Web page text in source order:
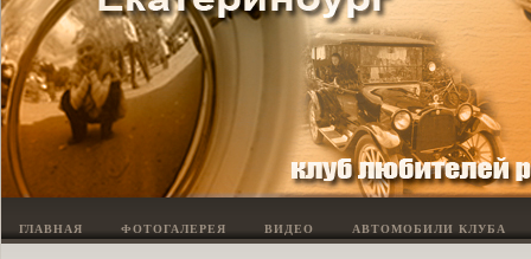
ГЛАВНАЯ ФОТОГАЛЕРЕЯ ВИДЕО АВТОМОБИЛИ КЛУБА